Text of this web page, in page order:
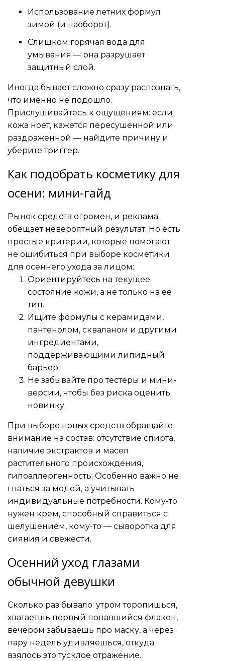
Использование летних формул
зимой (и наоборот).
Слишком горячая вода для
умывания — она разрушает
защитный слой.
Иногда бывает сложно сразу распознать,
что именно не подошло.
Прислушивайтесь к ощущениям: если
кожа ноет, кажется пересушенной или
раздраженной — найдите причину и
уберите триггер.
Как подобрать косметику для
осени: мини-гайд
Рынок средств огромен, и реклама
обещает невероятный результат. Но есть
простые критерии, которые помогают
не ошибиться при выборе косметики
для осеннего ухода за лицом:
Ориентируйтесь на текущее
состояние кожи, а не только на её
тип.
Ищите формулы с керамидами,
пантенолом, скваланом и другими
ингредиентами,
поддерживающими липидный
барьер.
Не забывайте про тестеры и мини-
версии, чтобы без риска оценить
новинку.
При выборе новых средств обращайте
внимание на состав: отсутствие спирта,
наличие экстрактов и масел
растительного происхождения,
гипоаллергенность. Особенно важно не
гнаться за модой, а учитывать
индивидуальные потребности. Кому-то
нужен крем, способный справиться с
шелушением, кому-то — сыворотка для
сияния и свежести.
Осенний уход глазами
обычной девушки
Сколько раз бывало: утром торопишься,
хватаетшь первый попавшийся флакон,
вечером забываешь про маску, а через
пару недель удивляешься, откуда
взялось это тусклое отражение.